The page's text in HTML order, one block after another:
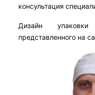
консультация
Дизайн
представленного на